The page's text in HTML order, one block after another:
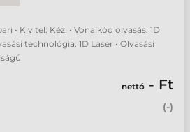
• Kivitel: Kézi • Vonalkód olvasás: 1D
technológia: 1D Laser • Olvasási
nettó - Ft
(-)